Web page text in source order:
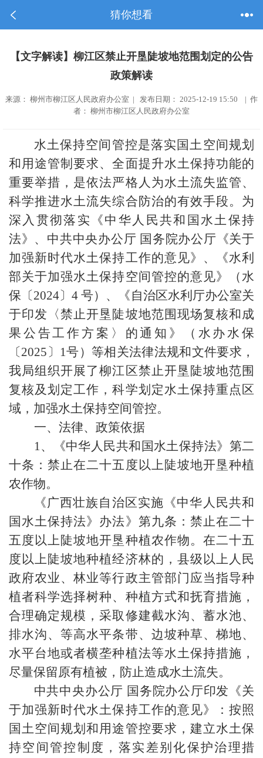
猜你想看
【文字解读】柳江区禁止开垦陡坡地范围划定的公告
政策解读
来源： 柳州市柳江区人民政府办公室 | 发布日期： 2025-12-19 15:50 | 作
者： 柳州市柳江区人民政府办公室
水土保持空间管控是落实国土空间规划
和用途管制要求、全面提升水土保持功能的
重要举措，是依法严格人为水土流失监管、
科学推进水土流失综合防治的有效手段。为
深入贯彻落实《中华人民共和国水土保持
法》、中共中央办公厅 国务院办公厅《关于
加强新时代水土保持工作的意见》、《水利
部关于加强水土保持空间管控的意见》（水
保〔2024〕4号）、《自治区水利厅办公室关
于印发〈禁止开垦陡坡地范围现场复核和成
果公告工作方案〉的通知》（水办水保
〔2025 〕 1号）等相关法律法规和文件要求，
我局组织开展了柳江区禁止开垦陡坡地范围
复核及划定工作，科学划定水土保持重点区
域，加强水土保持空间管控。
一、法律、政策依据
1、《中华人民共和国水土保持法》第二
十条：禁止在二十五度以上陡坡地开垦种植
农作物。
《广西壮族自治区实施《中华人民共和
国水土保持法》办法》第九条：禁止在二十
五度以上陡坡地开垦种植农作物。在二十五
度以上陡坡地种植经济林的，县级以上人民
政府农业、林业等行政主管部门应当指导种
植者科学选择树种、种植方式和抚育措施，
合理确定规模，采取修建截水沟、蓄水池、
排水沟、等高水平条带、边坡种草、梯地、
水平台地或者横垄种植法等水土保持措施，
尽量保留原有植被，防止造成水土流失。
中共中央办公厅 国务院办公厅印发《关
于加强新时代水土保持工作的意见》：按照
国土空间规划和用途管控要求，建立水土保
持空间管控制度，落实差别化保护治理措